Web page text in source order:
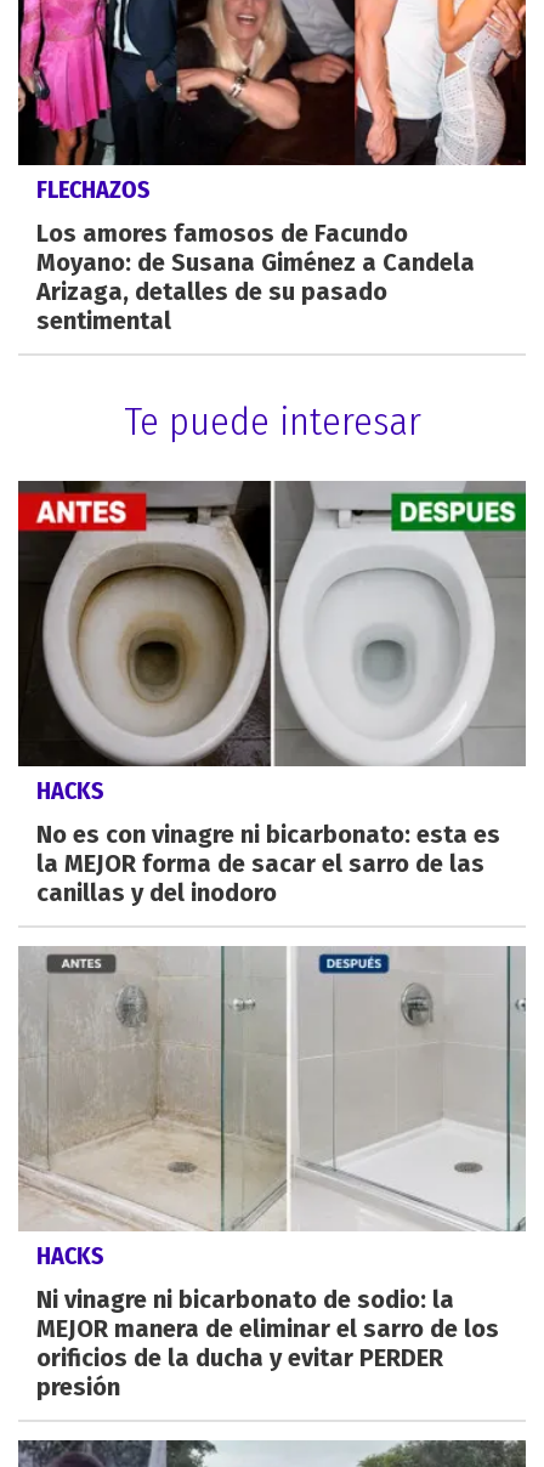
FLECHAZOS
Los amores famosos de Facundo
Moyano: de Susana Giménez a Candela
Arizaga, detalles de su pasado
sentimental
Te puede interesar
HACKS
No es con vinagre ni bicarbonato: esta es
la MEJOR forma de sacar el sarro de las
canillas y del inodoro
HACKS
Ni vinagre ni bicarbonato de sodio: la
MEJOR manera de eliminar el sarro de los
orificios de la ducha y evitar PERDER
presión